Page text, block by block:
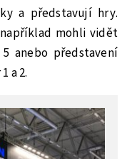
a představují hry.
mohli vidět
anebo představení
a 2.